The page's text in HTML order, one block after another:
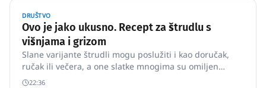
DRUŠTVO
Ovo je jako ukusno. Recept za štrudlu s
višnjama i grizom
Slane varijante štrudli mogu poslužiti i kao doručak,
ručak ili večera, a one slatke mnogima su omiljen
desert, pogotovo u ljetnom razdoblju kada se mogu
22:36